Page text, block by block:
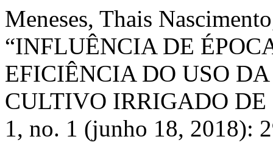
Meneses, Thais
“INFLUÊNCIA DE
EFICIÊNCIA DO USO
CULTIVO IRRIGADO
1, no. 1 (junho 18, 2018):